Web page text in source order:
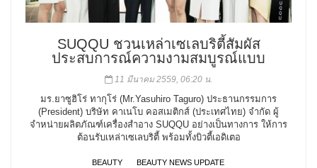
SUQQU ชวนเหล่าเซเลบริตี้สัมผัส
ประสบการณ์ความงามสมบูรณ์แบบ
11 มีนาคม 2559, 06:20 น.
มร.ยาซูฮิโร่ ทากุโร่ (Mr.Yasuhiro Taguro) ประธานกรรมการ
(President) บริษัท คาเนโบ คอสเมติกส์ (ประเทศไทย) จำกัด ผู้
จำหน่ายผลิตภัณฑ์เครื่องสำอาง SUQQU อย่างเป็นทางการ ให้การ
ต้อนรับเหล่าเซเลบริตี้ พร้อมทั้งบิวตี้เอดิเตอ
BEAUTY BEAUTY NEWS UPDATE